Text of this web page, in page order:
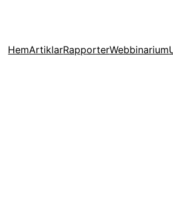
HemArtiklarRapporterWebbinarium